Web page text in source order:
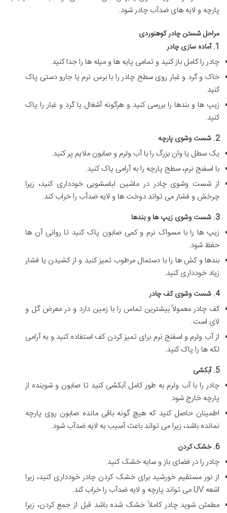
پارچه و لایه های ضدآب چادر شود.
مراحل شستن چادر کوهنوردی
1. آماده سازی چادر
چادر را کامل باز کنید و تمامی پایه ها و میله ها را جدا کنید.
خاک و گرد و غبار روی سطح چادر را با برس نرم یا جارو دستی پاک
کنید.
زیپ ها و بندها را بررسی کنید و هرگونه آشغال یا گرد و غبار را پاک
کنید.
2. شست وشوی پارچه
یک سطل یا وان بزرگ را با آب ولرم و صابون ملایم پر کنید.
با اسفنج نرم، سطح پارچه را به آرامی پاک کنید.
از شست وشوی چادر در ماشین لباسشویی خودداری کنید، زیرا
چرخش و فشار می تواند دوخت ها و لایه ضدآب را خراب کند.
3. شست وشوی زیپ ها و بندها
زیپ ها را با مسواک نرم و کمی صابون پاک کنید تا روانی آن ها
حفظ شود.
بندها و کش ها را با دستمال مرطوب تمیز کنید و از کشیدن یا فشار
زیاد خودداری کنید.
4. شست وشوی کف چادر
کف چادر معمولاً بیشترین تماس را با زمین دارد و در معرض گل و
لای است.
از آب ولرم و اسفنج نرم برای تمیز کردن کف استفاده کنید و به آرامی
لکه ها را پاک کنید.
5. آبکشی
چادر را با آب ولرم به طور کامل آبکشی کنید تا صابون و شوینده از
پارچه خارج شود.
اطمینان حاصل کنید که هیچ گونه باقی مانده صابون روی پارچه
نمانده باشد، زیرا می تواند باعث آسیب به لایه ضدآب شود.
6. خشک کردن
چادر را در فضای باز و سایه خشک کنید.
از نور مستقیم خورشید برای خشک کردن چادر خودداری کنید، زیرا
اشعه UV می تواند پارچه و لایه ضدآب را خراب کند.
مطمئن شوید چادر کاملاً خشک شده باشد قبل از جمع کردن، زیرا